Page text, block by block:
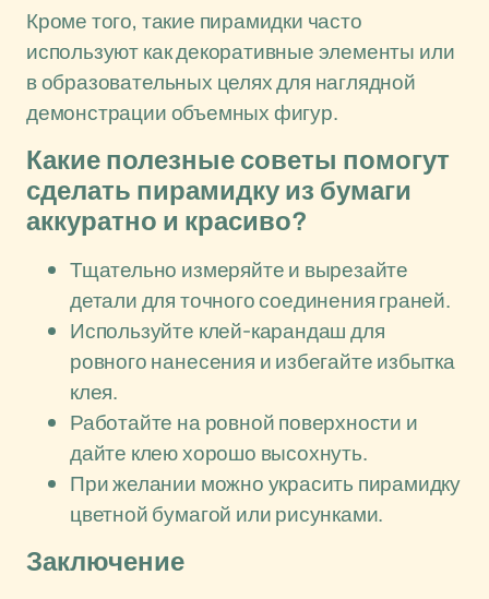
Кроме того, такие пирамидки часто
используют как декоративные элементы или
в образовательных целях для наглядной
демонстрации объемных фигур.
Какие полезные советы помогут
сделать пирамидку из бумаги
аккуратно и красиво?
Тщательно измеряйте и вырезайте
детали для точного соединения граней.
Используйте клей-карандаш для
ровного нанесения и избегайте избытка
клея.
Работайте на ровной поверхности и
дайте клею хорошо высохнуть.
При желании можно украсить пирамидку
цветной бумагой или рисунками.
Заключение